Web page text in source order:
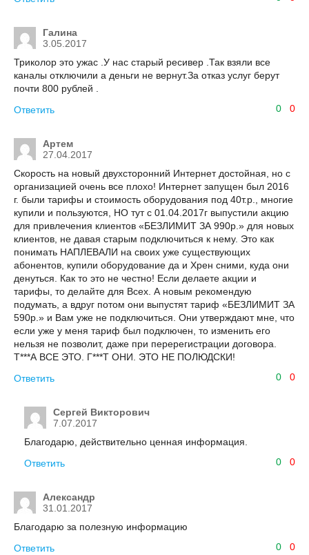
Галина
3.05.2017
Триколор это ужас .У нас старый ресивер .Так взяли все
каналы отключили а деньги не вернут.За отказ услуг берут
почти 800 рублей .
Ответить
0
0
Артем
27.04.2017
Скорость на новый двухсторонний Интернет достойная, но с
организацией очень все плохо! Интернет запущен был 2016
г. были тарифы и стоимость оборудования под 40т.р., многие
купили и пользуются, НО тут с 01.04.2017г выпустили акцию
для привлечения клиентов «БЕЗЛИМИТ ЗА 990р.» для новых
клиентов, не давая старым подключиться к нему. Это как
понимать НАПЛЕВАЛИ на своих уже существующих
абонентов, купили оборудование да и Хрен сними, куда они
денуться. Как то это не честно! Если делаете акции и
тарифы, то делайте для Всех. А новым рекомендую
подумать, а вдруг потом они выпустят тариф «БЕЗЛИМИТ ЗА
590р.» и Вам уже не подключиться. Они утверждают мне, что
если уже у меня тариф был подключен, то изменить его
нельзя не позволит, даже при перерегистрации договора.
Т***А ВСЕ ЭТО. Г***Т ОНИ. ЭТО НЕ ПОЛЮДСКИ!
Ответить
0
0
Сергей Викторович
7.07.2017
Благодарю, действительно ценная информация.
Ответить
0
0
Александр
31.01.2017
Благодарю за полезную информацию
Ответить
0
0